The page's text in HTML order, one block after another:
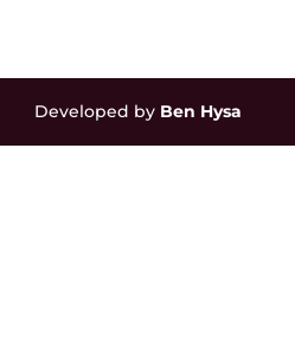
Developed by Ben Hysa